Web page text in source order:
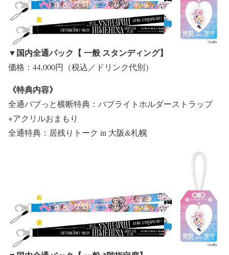
▼国内全通パック【 一般 スタンディング】
価格：44,000円（税込／ドリンク代別）
《特典内容》
全通バブっと横断特典：バブライトホルダーストラップ
+アクリルおまもり
全通特典：居残りトーク in 大阪&札幌